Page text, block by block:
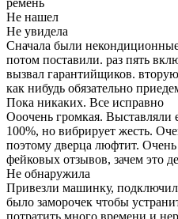
Не нашел
Не увидела
Сначала были
потом поставили. раз пять
вызвал гарантийщиков.
как нибудь обязательно
Пока никаких. Все исправно
Ооочень громкая. Выставляли
100%, но вибрирует жесть.
поэтому дверца люфтит. Очень
фейковых отзывов, зачем это
Не обнаружила
Привезли машинку,
было заморочек чтобы
потратить много времени и